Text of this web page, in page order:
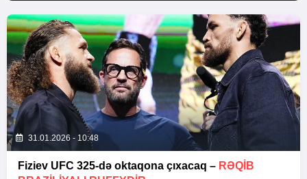
31.01.2026 - 10:48
Fiziev UFC 325-də oktaqona çıxacaq – RƏQIB